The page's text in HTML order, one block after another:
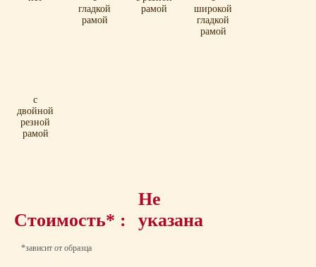
гладкой
рамой
рамой
широкой
гладкой
рамой
с
двойной
резной
рамой
Стоимость* :
Не
указана
*зависит от образца